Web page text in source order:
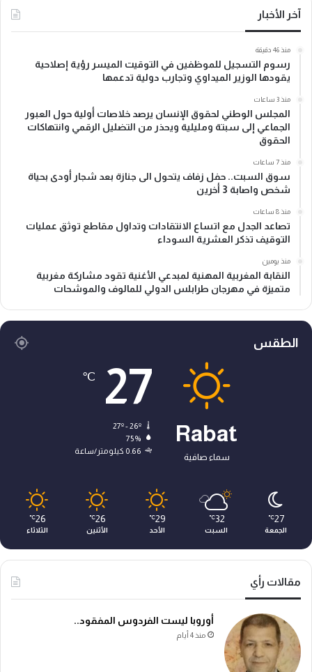
آخر الأخبار
منذ 46 دقيقة
رسوم التسجيل للموظفين في التوقيت الميسر رؤية إصلاحية
يقودها الوزير الميداوي وتجارب دولية تدعمها
منذ 3 ساعات
المجلس الوطني لحقوق الإنسان يرصد خلاصات أولية حول العبور
الجماعي إلى سبتة ومليلية ويحذر من التضليل الرقمي وانتهاكات
الحقوق
منذ 7 ساعات
سوق السبت.. حفل زفاف يتحول الى جنازة بعد شجار أودى بحياة
شخص واصابة 3 أخرين
منذ 8 ساعات
تصاعد الجدل مع اتساع الانتقادات وتداول مقاطع توثق عمليات
التوقيف تذكر العشرية السوداء
منذ يومين
النقابة المغربية المهنية لمبدعي الأغنية تقود مشاركة مغربية
متميزة في مهرجان طرابلس الدولي للمالوف والموشحات
الطقس
Rabat
سماء صافية
27
℃
75%
0.66 كيلومتر/ساعة
27
℃
الجمعة
32
℃
السبت
29
℃
الأحد
26
℃
الأثنين
26
℃
الثلاثاء
مقالات رأي
أوروبا ليست الفردوس المفقود..
منذ 4 أيام